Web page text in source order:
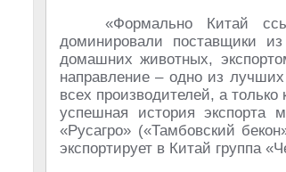
«Формально Китай
доминировали поставщики
домашних животных,
направление – одно из
всех производителей, а
успешная история экспорта
«Русагро» («Тамбовский
экспортирует в Китай группа